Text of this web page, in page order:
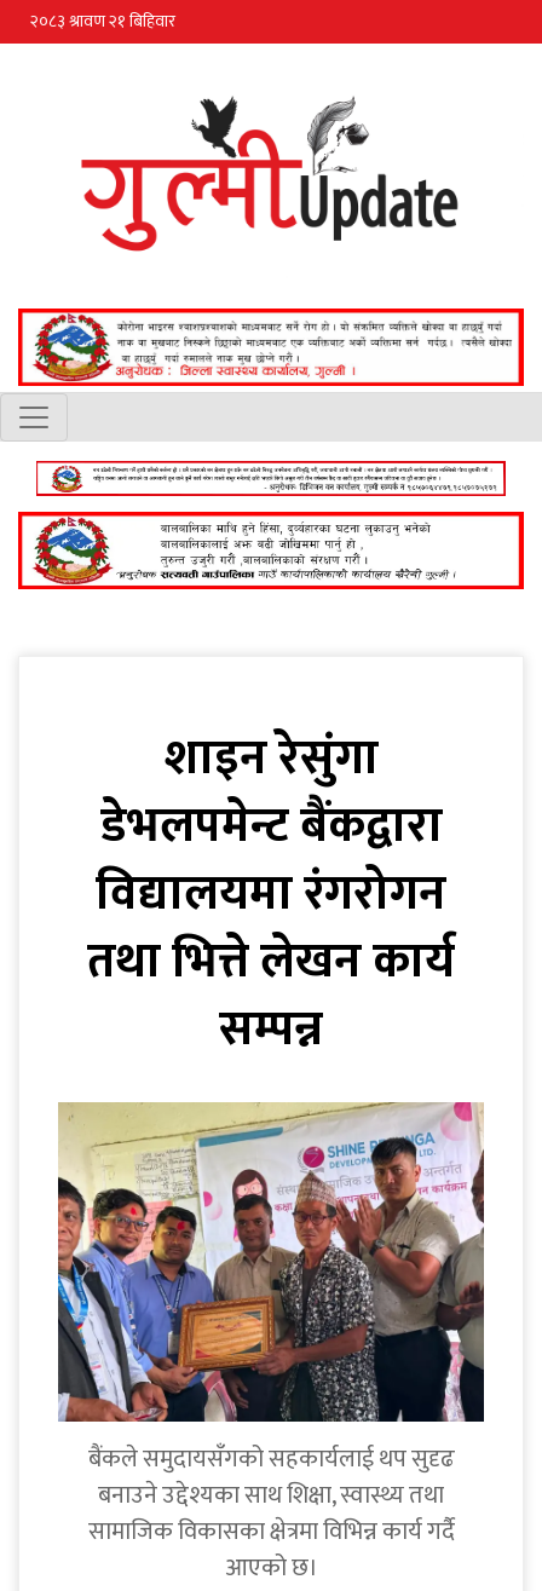
शाइन रेसुंगा
डेभलपमेन्ट बैंकद्वारा
विद्यालयमा रंगरोगन
तथा भित्ते लेखन कार्य
सम्पन्न
बैंकले समुदायसँगको सहकार्यलाई थप सुदृढ
बनाउने उद्देश्यका साथ शिक्षा, स्वास्थ्य तथा
सामाजिक विकासका क्षेत्रमा विभिन्न कार्य गर्दै
आएको छ।